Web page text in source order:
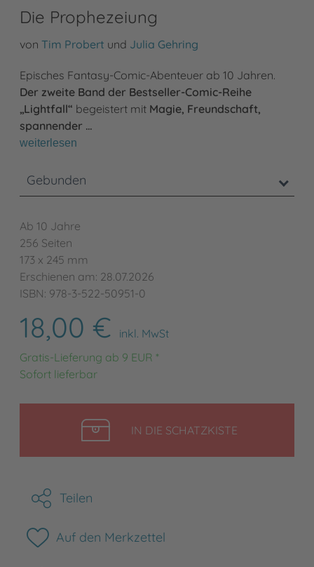
Die Prophezeiung
von Tim Probert und Julia Gehring
Episches Fantasy-Comic-Abenteuer ab 10 Jahren.
Der zweite Band der Bestseller-Comic-Reihe
„Lightfall“ begeistert mit Magie, Freundschaft,
spannender …
weiterlesen
Gebunden
Ab 10 Jahre
256 Seiten
173 x 245 mm
Erschienen am: 28.07.2026
ISBN: 978-3-522-50951-0
18,00 €
inkl. MwSt
Gratis-Lieferung ab 9 EUR *
Sofort lieferbar
IN DIE SCHATZKISTELEGEN
Teilen
Auf den Merkzettel